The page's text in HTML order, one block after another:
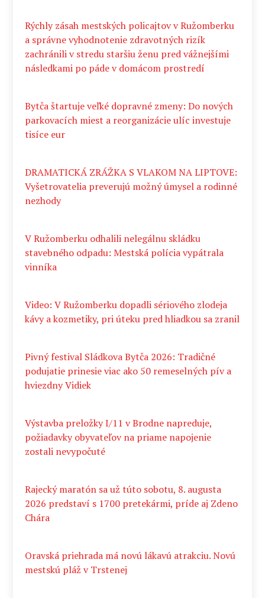
Rýchly zásah mestských policajtov v Ružomberku
a správne vyhodnotenie zdravotných rizík
zachránili v stredu staršiu ženu pred vážnejšími
následkami po páde v domácom prostredí
Bytča štartuje veľké dopravné zmeny: Do nových
parkovacích miest a reorganizácie ulíc investuje
tisíce eur
DRAMATICKÁ ZRÁŽKA S VLAKOM NA LIPTOVE:
Vyšetrovatelia preverujú možný úmysel a rodinné
nezhody
V Ružomberku odhalili nelegálnu skládku
stavebného odpadu: Mestská polícia vypátrala
vinníka
Video: V Ružomberku dopadli sériového zlodeja
kávy a kozmetiky, pri úteku pred hliadkou sa zranil
Pivný festival Sládkova Bytča 2026: Tradičné
podujatie prinesie viac ako 50 remeselných pív a
hviezdny Vidiek
Výstavba preložky I/11 v Brodne napreduje,
požiadavky obyvateľov na priame napojenie
zostali nevypočuté
Rajecký maratón sa už túto sobotu, 8. augusta
2026 predstaví s 1700 pretekármi, príde aj Zdeno
Chára
Oravská priehrada má novú lákavú atrakciu. Novú
mestskú pláž v Trstenej